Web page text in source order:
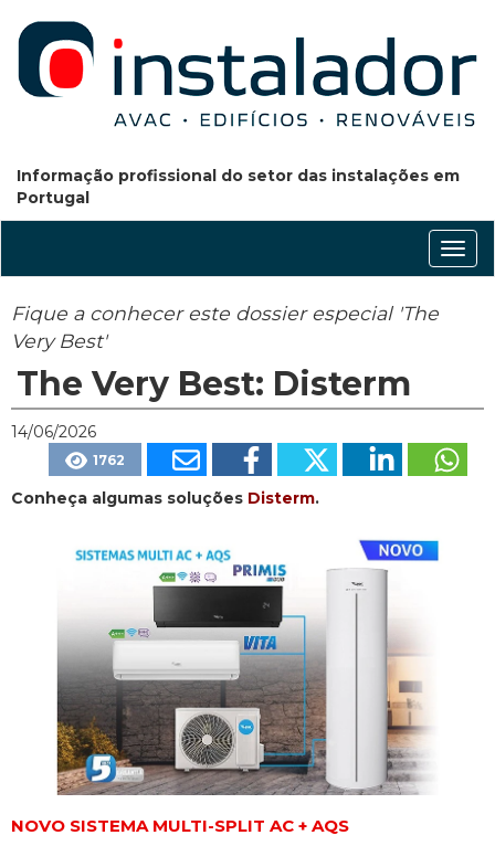
Informação profissional do setor das instalações em
Portugal
Fique a conhecer este dossier especial 'The
Very Best'
The Very Best: Disterm
14/06/2026
1762
Conheça algumas soluções Disterm.
NOVO SISTEMA MULTI-SPLIT AC + AQS